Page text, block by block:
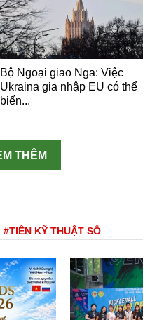
Bộ Ngoại giao Nga: Việc
Ukraina gia nhập EU có thể
biến...
THÊM
#TIỀN KỸ THUẬT SỐ